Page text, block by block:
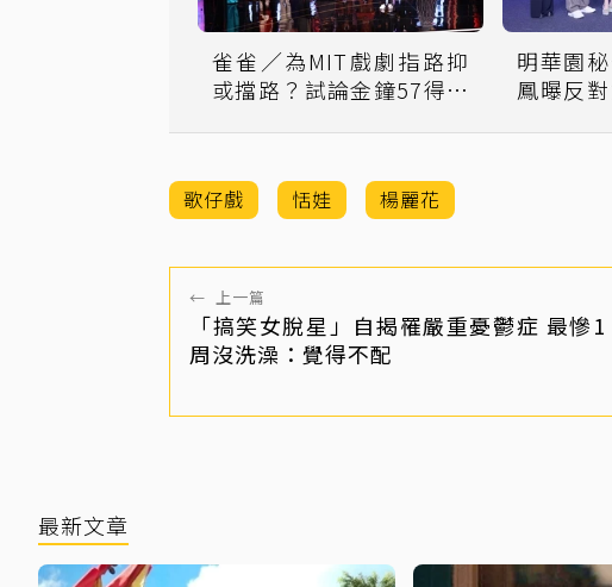
雀雀／為MIT戲劇指路抑
或擋路？試論金鐘57得獎
明華園
鳳曝反
歌仔戲 恬娃 楊麗花
← 上一篇
「搞笑女脫星」自揭罹嚴重憂鬱症 最慘1
周沒洗澡：覺得不配
最新文章